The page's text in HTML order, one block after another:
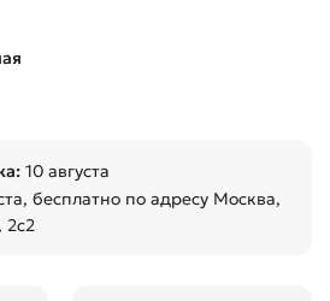
10 августа
, бесплатно по адресу Москва,
2с2